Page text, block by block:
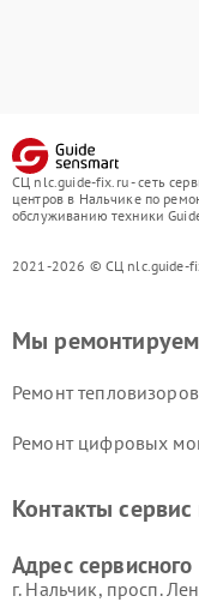
СЦ nlc.guide-fix.ru - сеть
центров в Нальчике по
обслуживанию техники
2021-2026 © СЦ nlc.guide-
Мы ремонтируем
Ремонт
Ремонт цифровых
Контакты сервис
Адрес
г. Нальчик, просп.